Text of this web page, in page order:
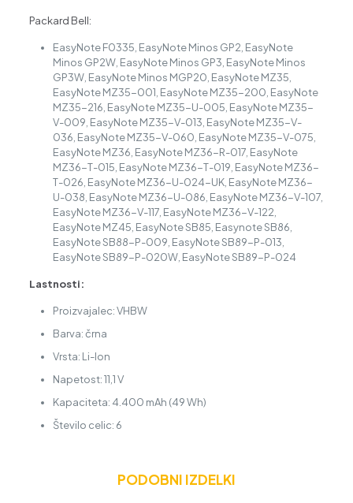
Packard Bell:
EasyNote F0335, EasyNote Minos GP2, EasyNote
Minos GP2W, EasyNote Minos GP3, EasyNote Minos
GP3W, EasyNote Minos MGP20, EasyNote MZ35,
EasyNote MZ35-001, EasyNote MZ35-200, EasyNote
MZ35-216, EasyNote MZ35-U-005, EasyNote MZ35-
V-009, EasyNote MZ35-V-013, EasyNote MZ35-V-
036, EasyNote MZ35-V-060, EasyNote MZ35-V-075,
EasyNote MZ36, EasyNote MZ36-R-017, EasyNote
MZ36-T-015, EasyNote MZ36-T-019, EasyNote MZ36-
T-026, EasyNote MZ36-U-024-UK, EasyNote MZ36-
U-038, EasyNote MZ36-U-086, EasyNote MZ36-V-107,
EasyNote MZ36-V-117, EasyNote MZ36-V-122,
EasyNote MZ45, EasyNote SB85, Easynote SB86,
EasyNote SB88-P-009, EasyNote SB89-P-013,
EasyNote SB89-P-020W, EasyNote SB89-P-024
Lastnosti:
Proizvajalec: VHBW
Barva: črna
Vrsta: Li-Ion
Napetost: 11,1 V
Kapaciteta: 4.400 mAh (49 Wh)
Število celic: 6
PODOBNI IZDELKI